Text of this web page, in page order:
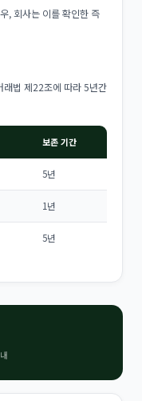
, 회사는 이를 확인한 즉
래법 제22조에 따라 5년간
보존 기간
5년
1년
5년